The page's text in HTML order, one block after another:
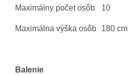
Maximálny počet osôb 10
Maximálna výška osôb 180 cm
Balenie